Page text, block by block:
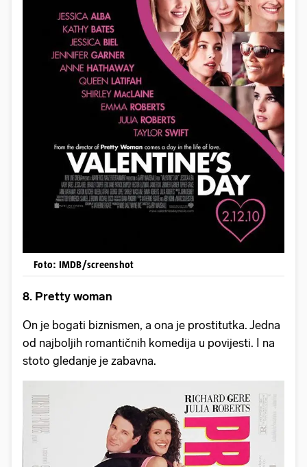
Foto: IMDB/screenshot
8. Pretty woman
On je bogati biznismen, a ona je prostitutka. Jedna
od najboljih romantičnih komedija u povijesti. I na
stoto gledanje je zabavna.